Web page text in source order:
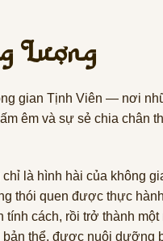
Lượng
gian Tịnh Viên — nơi
êm và sự sẻ chia chân
là hình hài của không
thói quen được thực
cách, rồi trở thành
thể, được nuôi dưỡng